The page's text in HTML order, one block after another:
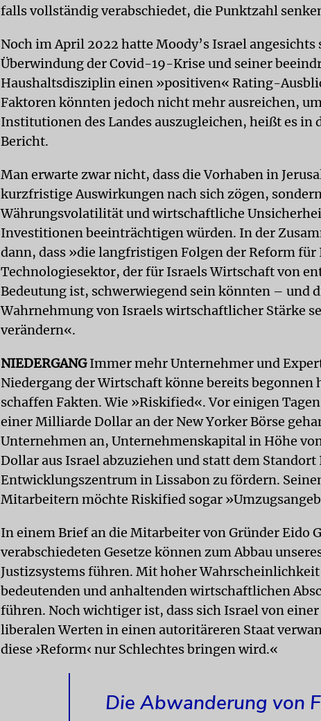
falls vollständig verabschiedet, die Punktzahl
Noch im April 2022 hatte Moody’s Israel angesichts
Überwindung der Covid-19-Krise und seiner
Haushaltsdisziplin einen »positiven« Rating-
Faktoren könnten jedoch nicht mehr ausreichen,
Institutio­nen des Landes auszugleichen, heißt es in
Bericht.
Man erwarte zwar nicht, dass die Vorhaben in
kurzfristige Auswirkungen nach sich zögen,
Währungsvolatilität und wirtschaftliche
Investitionen beeinträchtigen würden. In der
dann, dass »die langfristigen Folgen der Reform
Technologiesektor, der für Israels Wirtschaft von
Bedeutung ist, schwerwiegend sein könnten – und
Wahrnehmung von Israels wirtschaftlicher Stärke
verändern«.
NIEDERGANGImmer mehr Unternehmer und
Niedergang der Wirtschaft könne bereits begonnen
schaffen Fakten. Wie »Riskified«. Vor einigen
einer Milliarde Dollar an der New Yorker Börse
Unternehmen an, Unternehmenskapital in Höhe
Dollar aus Israel abzuziehen und statt dem Standort
Entwicklungszentrum in Lissabon zu fördern.
Mitarbeitern möchte Riskified sogar
In einem Brief an die Mitarbeiter von Gründer Eido
verabschiedeten Gesetze können zum Abbau
Justizsystems führen. Mit hoher
bedeutenden und anhaltenden wirtschaftlichen
führen. Noch wichtiger ist, dass sich Israel von
liberalen Werten in einen autoritäreren Staat
diese ›Reform‹ nur Schlechtes bringen wird.«
Die Abwanderung von